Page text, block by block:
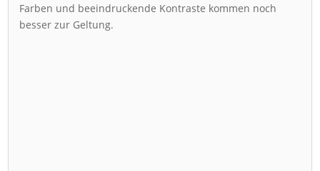
Farben und beeindruckende Kontraste kommen noch
besser zur Geltung.